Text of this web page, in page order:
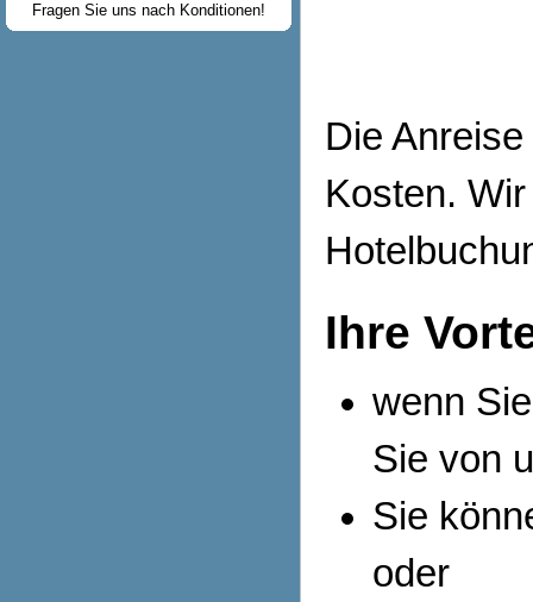
Fragen Sie uns nach Konditionen!
Die
Kosten.
Ihre
wenn
Sie von
Sie
oder